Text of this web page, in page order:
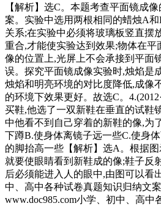
【解析】选C。本题考查平面镜成
案。实验中选用两根相同的蜡烛A
关系;在实验中必须将玻璃板竖直摆
重合,才能使实验达到效果;物体在平
像的位置上,光屏上不会承接到平面
误。探究平面镜成像实验时,烛焰是
烛焰和明亮环境的对比度降低,成像
的环境下效果更好。故选C。
买鞋,他选了一双新鞋在垂直的试鞋
中他看不到自己穿着的新鞋的像,为
下蹲B.使身体离镜子远一些C.使身
的脚抬高一些【解析】选A。根据
就要使眼睛看到新鞋成的像;鞋子反
后必须能进入人的眼中,由图可以看
中、高中各种试卷真题知识归纳文
www.doc985.com小学、初中、高中